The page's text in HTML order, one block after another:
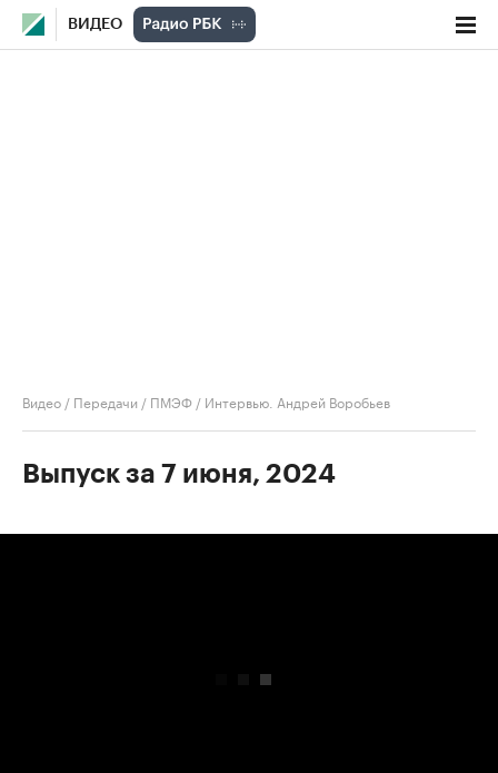
ВИДЕО
Видео / Передачи / ПМЭФ / Интервью. Андрей Воробьев
Выпуск за 7 июня, 2024